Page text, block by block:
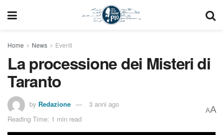
Home News Eventi
La processione dei Misteri di
Taranto
by Redazione
3 anni ago
Reading Time: 1 min read
AA